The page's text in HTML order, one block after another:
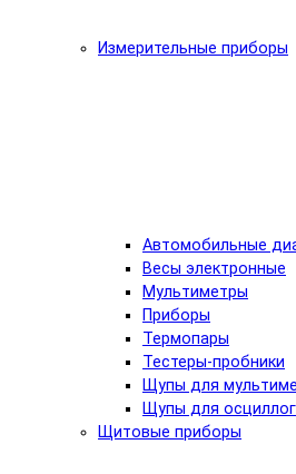
Измерительные приборы
Автомобильные
Весы электронные
Мультиметры
Приборы
Термопары
Тестеры-пробники
Щупы для
Щупы для
Щитовые приборы